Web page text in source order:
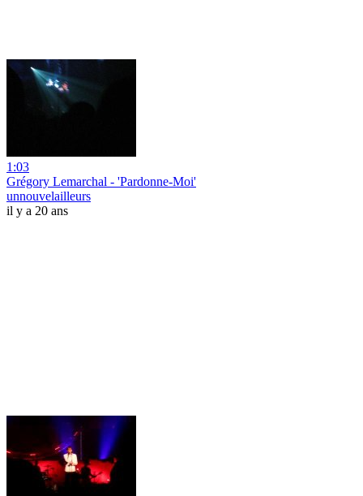
1:03
Grégory Lemarchal - 'Pardonne-Moi'
unnouvelailleurs
il y a 20 ans